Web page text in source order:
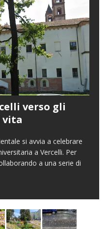
verso gli
vita
si avvia a celebrare
a Vercelli. Per
a una serie di